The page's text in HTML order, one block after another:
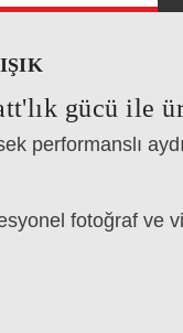
gücü ile
performanslı
fotoğraf ve